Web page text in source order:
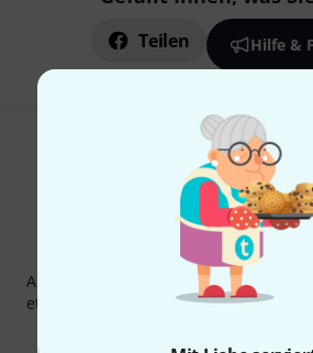
Teilen Hilfe &
Thomann
Abonniere den Thomann Newsletter
etwas Glück einen von50 Gutscheinen